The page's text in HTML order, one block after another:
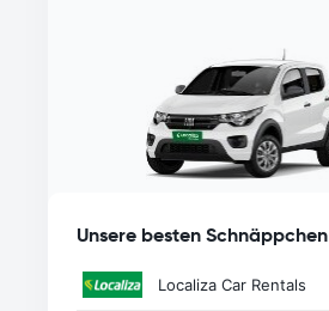
Unsere besten Schnäppchen
Localiza Car Rentals